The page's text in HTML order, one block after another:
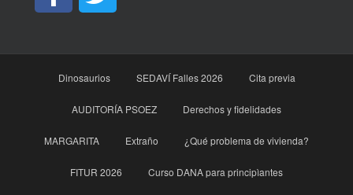
Dinosaurios SEDAVÍ Falles 2026 Cita previa
AUDITORÍA PSOEZ Derechos y fidelidades
MARGARITA Extraño ¿Qué problema de vivienda?
FITUR 2026 Curso DANA para principìantes